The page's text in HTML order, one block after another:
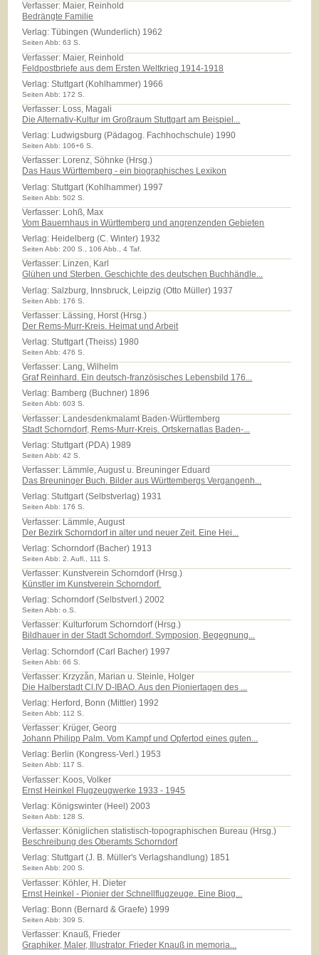
Verfasser: Maier, Reinhold
Bedrängte Familie
Verlag:Tübingen (Wunderlich) 1962
Seiten Abb: 63 S.
Verfasser: Maier, Reinhold
Feldpostbriefe aus dem Ersten Weltkrieg 1914-1918
Verlag:Stuttgart (Kohlhammer) 1966
Seiten Abb: 172 S.
Verfasser: Loss, Magali
Die Alternativ-Kultur im Großraum Stuttgart am Beispiel...
Verlag: Ludwigsburg (Pädagog. Fachhochschule) 1990
Seiten Abb: 106+6 S.
Verfasser: Lorenz, Söhnke (Hrsg.)
Das Haus Württemberg - ein biographisches Lexikon
Verlag:Stuttgart (Kohlhammer) 1997
Seiten Abb: 502 S.
Verfasser: Lohß, Max
Vom Bauernhaus in Württemberg und angrenzenden Gebieten
Verlag: Heidelberg (C. Winter) 1932
Seiten Abb: 200 S., 106 Abb., 4 Taf.
Verfasser: Linzen, Karl
Glühen und Sterben. Geschichte des deutschen Buchhändle...
Verlag:Salzburg, Innsbruck, Leipzig (Otto Müller) 1937
Seiten Abb: 176 S.
Verfasser: Lässing, Horst (Hrsg.)
Der Rems-Murr-Kreis. Heimat und Arbeit
Verlag:Stuttgart (Theiss) 1980
Seiten Abb: 476 S.
Verfasser: Lang, Wilhelm
Graf Reinhard. Ein deutsch-französisches Lebensbild 176...
Verlag: Bamberg (Buchner) 1896
Seiten Abb: 603 S.
Verfasser: Landesdenkmalamt Baden-Württemberg
Stadt Schorndorf, Rems-Murr-Kreis. Ortskernatlas Baden-...
Verlag:Stuttgart (PDA) 1989
Seiten Abb: 42 S.
Verfasser: Lämmle, August u. Breuninger Eduard
Das Breuninger Buch. Bilder aus Württembergs Vergangenh...
Verlag:Stuttgart (Selbstverlag) 1931
Seiten Abb: 176 S.
Verfasser: Lämmle, August
Der Bezirk Schorndorf in alter und neuer Zeit. Eine Hei...
Verlag:Schorndorf (Bacher) 1913
Seiten Abb: 2. Aufl., 111 S.
Verfasser: Kunstverein Schorndorf (Hrsg.)
Künstler im Kunstverein Schorndorf.
Verlag:Schorndorf (Selbstverl.) 2002
Seiten Abb: o.S.
Verfasser: Kulturforum Schorndorf (Hrsg.)
Bildhauer in der Stadt Schorndorf. Symposion, Begegnung...
Verlag:Schorndorf (Carl Bacher) 1997
Seiten Abb: 66 S.
Verfasser: Krzyzån, Marian u. Steinle, Holger
Die Halberstadt Cl.IV D-IBAO. Aus den Pioniertagen des ...
Verlag: Herford, Bonn (Mittler) 1992
Seiten Abb: 112 S.
Verfasser: Krüger, Georg
Johann Philipp Palm. Vom Kampf und Opfertod eines guten...
Verlag: Berlin (Kongress-Verl.) 1953
Seiten Abb: 117 S.
Verfasser: Koos, Volker
Ernst Heinkel Flugzeugwerke 1933 - 1945
Verlag: Königswinter (Heel) 2003
Seiten Abb: 128 S.
Verfasser: Königlichen statistisch-topographischen Bureau (Hrsg.)
Beschreibung des Oberamts Schorndorf
Verlag:Stuttgart (J. B. Müller's Verlagshandlung) 1851
Seiten Abb: 200 S.
Verfasser: Köhler, H. Dieter
Ernst Heinkel - Pionier der Schnellflugzeuge. Eine Biog...
Verlag: Bonn (Bernard & Graefe) 1999
Seiten Abb: 309 S.
Verfasser: Knauß, Frieder
Graphiker, Maler, Illustrator. Frieder Knauß in memoria...